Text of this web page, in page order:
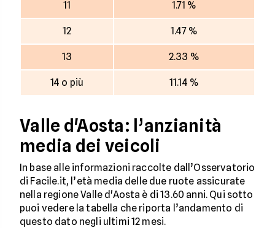
11 1.71 %
12 1.47 %
13 2.33 %
14 o più 11.14 %
Valle d'Aosta: l’anzianità
media dei veicoli
In base alle informazioni raccolte dall’Osservatorio
di Facile.it, l’età media delle due ruote assicurate
nella regione Valle d'Aosta è di 13.60 anni. Qui sotto
puoi vedere la tabella che riporta l’andamento di
questo dato negli ultimi 12 mesi.